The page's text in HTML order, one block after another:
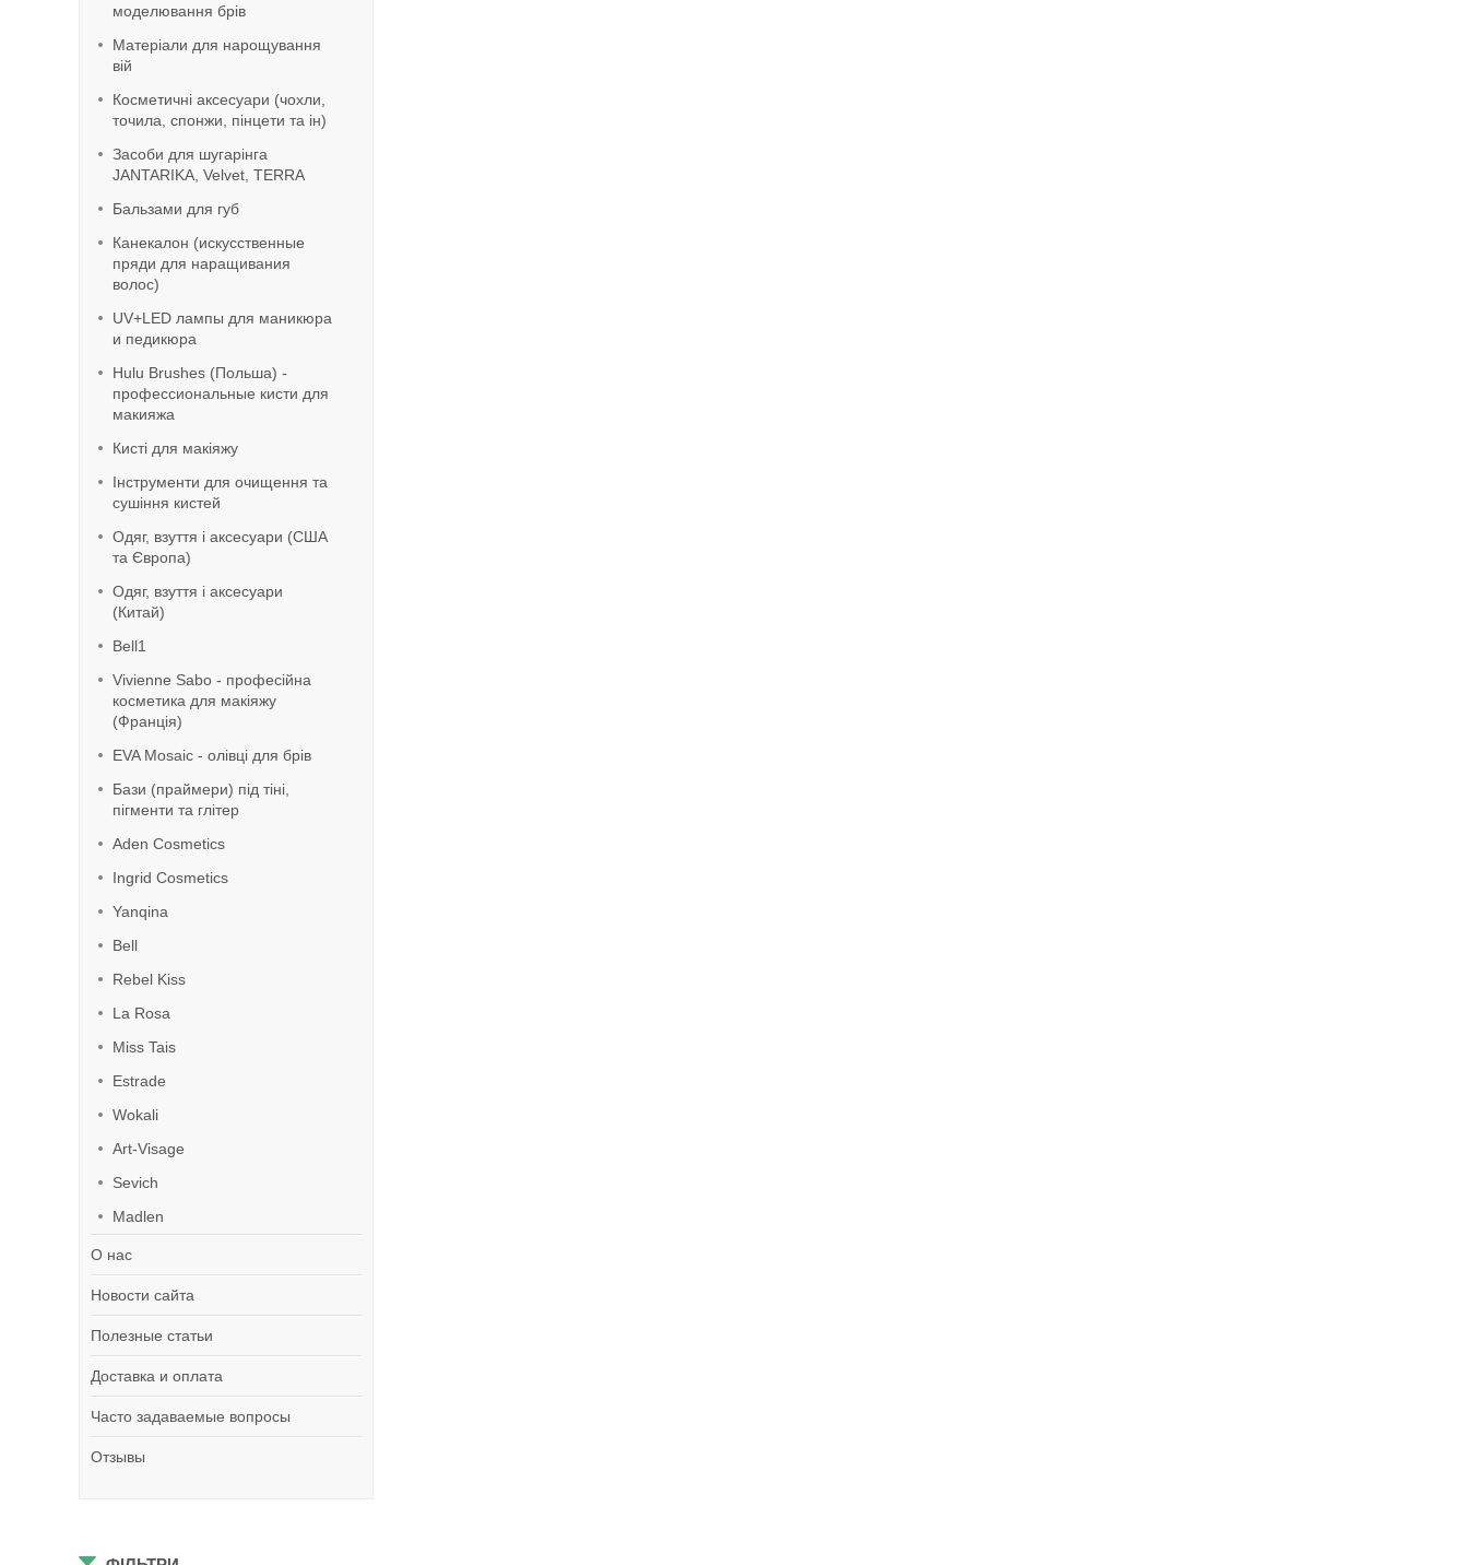
моделювання брів
Матеріали для нарощування
вій
Косметичні аксесуари (чохли,
точила, спонжи, пінцети та ін)
Засоби для шугарінга
JANTARIKA, Velvet, TERRA
Бальзами для губ
Канекалон (искусственные
пряди для наращивания
волос)
UV+LED лампы для маникюра
и педикюра
Hulu Brushes (Польша) -
профессиональные кисти для
макияжа
Кисті для макіяжу
Інструменти для очищення та
сушіння кистей
Одяг, взуття і аксесуари (США
та Європа)
Одяг, взуття і аксесуари
(Китай)
Bell1
Vivienne Sabo - професійна
косметика для макіяжу
(Франція)
EVA Mosaic - олівці для брів
Бази (праймери) під тіні,
пігменти та глітер
Aden Cosmetics
Ingrid Cosmetics
Yanqina
Bell
Rebel Kiss
La Rosa
Miss Tais
Estrade
Wokali
Art-Visage
Sevich
Madlen
О нас
Новости сайта
Полезные статьи
Доставка и оплата
Часто задаваемые вопросы
Отзывы